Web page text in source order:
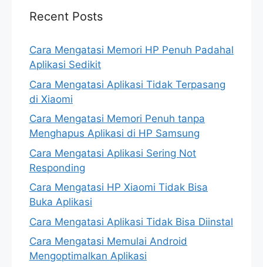
Recent Posts
Cara Mengatasi Memori HP Penuh Padahal
Aplikasi Sedikit
Cara Mengatasi Aplikasi Tidak Terpasang
di Xiaomi
Cara Mengatasi Memori Penuh tanpa
Menghapus Aplikasi di HP Samsung
Cara Mengatasi Aplikasi Sering Not
Responding
Cara Mengatasi HP Xiaomi Tidak Bisa
Buka Aplikasi
Cara Mengatasi Aplikasi Tidak Bisa Diinstal
Cara Mengatasi Memulai Android
Mengoptimalkan Aplikasi